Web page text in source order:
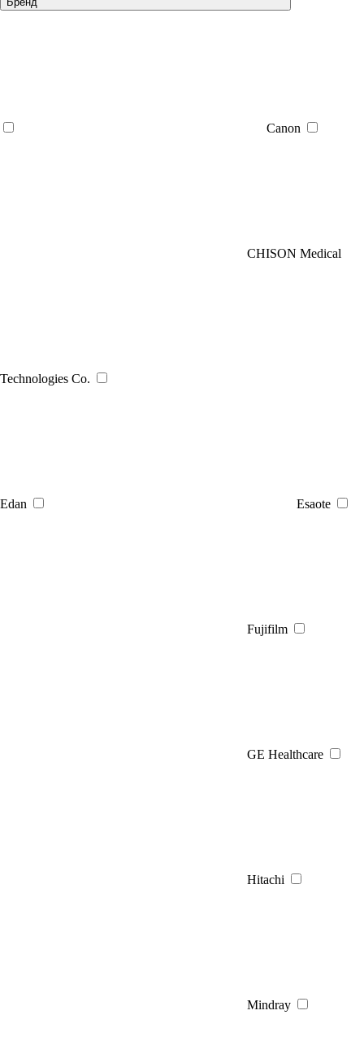
Canon
CHISON Medical
Technologies Co.
Edan Esaote
Fujifilm
GE Healthcare
Hitachi
Mindray